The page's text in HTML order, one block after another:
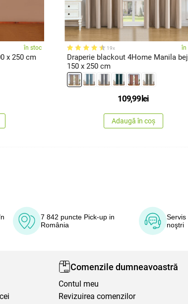
în stoc
x 250 cm
19x în
Draperie blackout 4Home Manila
150 x 250 cm
109,99lei
Adaugă în coș
7 842 puncte Pick-up in
România
Servis
noştri
Comenzile dumneavoastră
Contul meu
Revizuirea comenzilor